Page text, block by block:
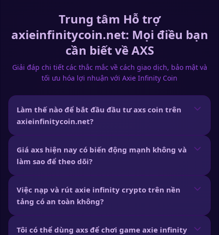
Trung tâm Hỗ trợ
axieinfinitycoin.net: Mọi điều bạn
cần biết về AXS
Giải đáp chi tiết các thắc mắc về cách giao dịch, bảo mật và
tối ưu hóa lợi nhuận với Axie Infinity Coin
Làm thế nào để bắt đầu đầu tư axs coin trên
axieinfinitycoin.net?
Giá axs hiện nay có biến động mạnh không và
làm sao để theo dõi?
Việc nạp và rút axie infinity crypto trên nền
tảng có an toàn không?
Tôi có thể dùng axs để chơi game axie infinity